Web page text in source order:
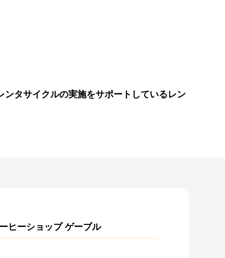
タサイクルの実施をサポートしているレン
ヒーショップ ゲーブル